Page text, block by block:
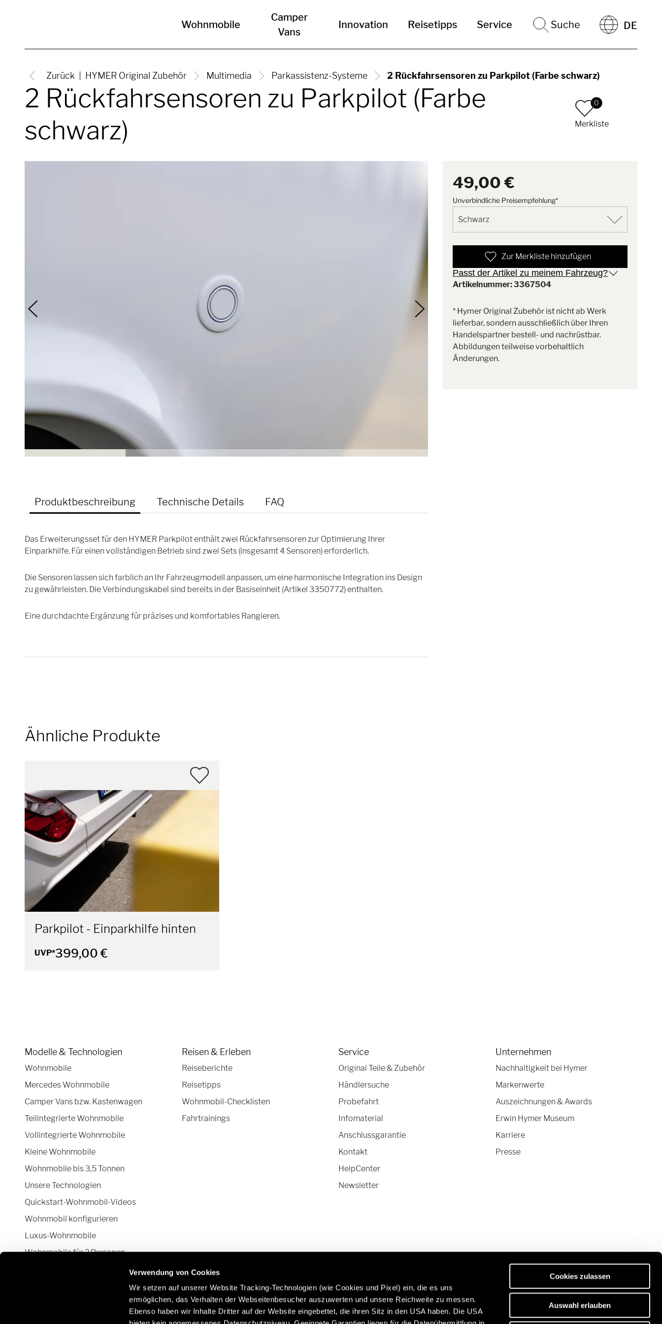
Verwendung von Cookies
Wir setzen auf unserer Website Tracking-Technologien (wie Cookies und Pixel) ein, die es uns
ermöglichen, das Verhalten der Webseitenbesucher auszuwerten und unsere Reichweite zu messen.
Ebenso haben wir Inhalte Dritter auf der Website eingebettet, die ihren Sitz in den USA haben. Die USA
Cookies zulassen
Auswahl erlauben
Wohnmobile
Camper
Vans
Innovation Reisetipps Service Suche DE
Zurück HYMER Original Zubehör Multimedia Parkassistenz-Systeme 2 Rückfahrsensoren zu Parkpilot (Farbe schwarz)
2 Rückfahrsensoren zu Parkpilot (Farbe
schwarz)
0
Merkliste
Produktbeschreibung Technische Details FAQ
Das Erweiterungsset für den HYMER Parkpilot enthält zwei Rückfahrsensoren zur Optimierung Ihrer
Einparkhilfe. Für einen vollständigen Betrieb sind zwei Sets (insgesamt 4 Sensoren) erforderlich.
Die Sensoren lassen sich farblich an Ihr Fahrzeugmodell anpassen, um eine harmonische Integration ins Design
zu gewährleisten. Die Verbindungskabel sind bereits in der Basiseinheit (Artikel 3350772) enthalten.
Eine durchdachte Ergänzung für präzises und komfortables Rangieren.
49,00 €
Unverbindliche Preisempfehlung*
Zur Merkliste hinzufügen
Passt der Artikel zu meinem Fahrzeug?
Artikelnummer: 3367504
* Hymer Original Zubehör ist nicht ab Werk
lieferbar, sondern ausschließlich über Ihren
Handelspartner bestell- und nachrüstbar.
Abbildungen teilweise vorbehaltlich
Änderungen.
Ähnliche Produkte
Parkpilot - Einparkhilfe hinten
UVP*399,00 €
Modelle & Technologien
Wohnmobile
Mercedes Wohnmobile
Camper Vans bzw. Kastenwagen
Teilintegrierte Wohnmobile
Vollintegrierte Wohnmobile
Kleine Wohnmobile
Wohnmobile bis 3,5 Tonnen
Unsere Technologien
Quickstart-Wohnmobil-Videos
Wohnmobil konfigurieren
Luxus-Wohnmobile
Wohnmobile für 2 Personen
Reisen & Erleben
Reiseberichte
Reisetipps
Wohnmobil-Checklisten
Fahrtrainings
Service
Original Teile & Zubehör
Händlersuche
Probefahrt
Infomaterial
Anschlussgarantie
Kontakt
HelpCenter
Newsletter
Unternehmen
Nachhaltigkeit bei Hymer
Markenwerte
Auszeichnungen & Awards
Erwin Hymer Museum
Karriere
Presse
Bleiben Sie mit uns über soziale Netzwerke in
Erfahren Sie mehr über Hymer
Caravans in Premium-Qualität:
Entdecken Sie unser Reiseportal: